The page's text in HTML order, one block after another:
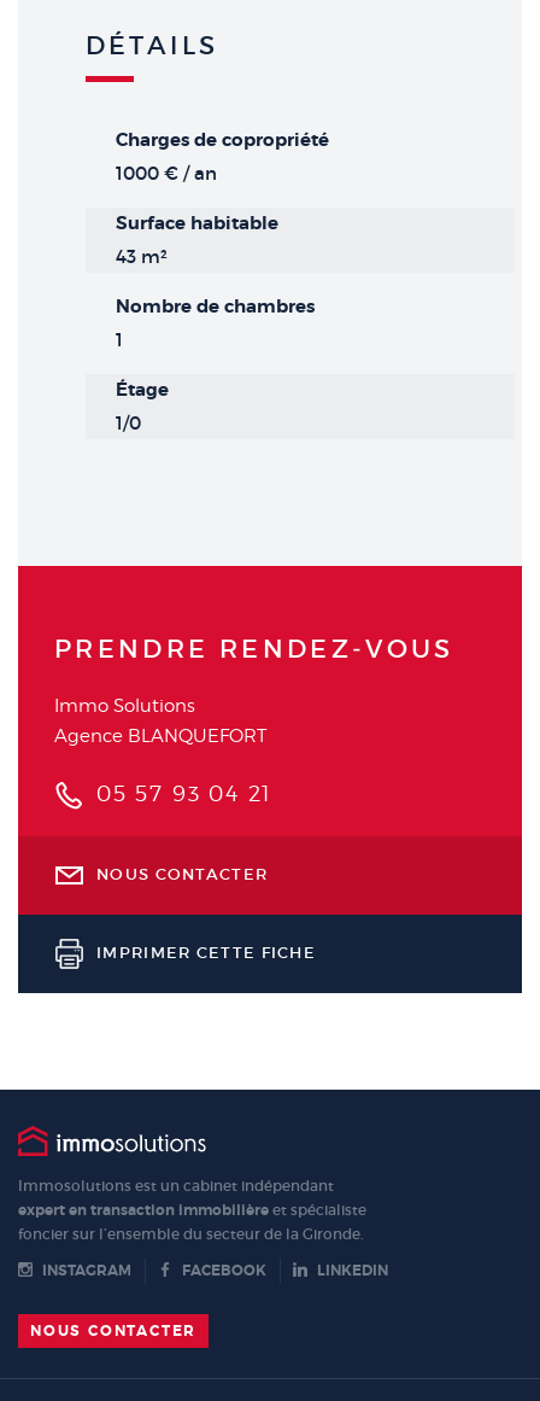
DÉTAILS
Charges de copropriété
1000 € / an
Surface habitable
43 m²
Nombre de chambres
1
Étage
1/0
PRENDRE RENDEZ‑VOUS
Immo Solutions
Agence BLANQUEFORT
05 57 93 04 21
NOUS CONTACTER
IMPRIMER CETTE FICHE
Immosolutions est un cabinet indépendant
expert en transaction immobilière et spécialiste
foncier sur l’ensemble du secteur de la Gironde.
INSTAGRAM FACEBOOK LINKEDIN
NOUS CONTACTER